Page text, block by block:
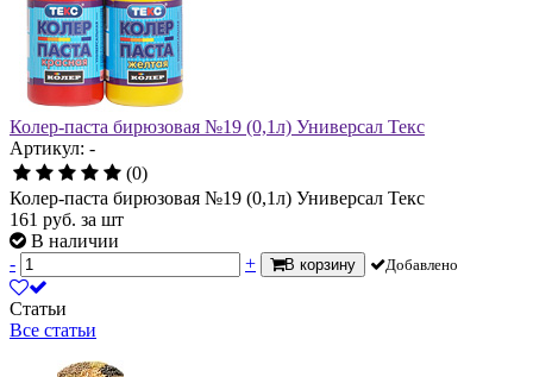
Колер-паста бирюзовая №19 (0,1л) Универсал Текс
Артикул: -
(0)
Колер-паста бирюзовая №19 (0,1л) Универсал Текс
161 руб. за шт
В наличии
-
+ В корзину Добавлено
Статьи
Все статьи